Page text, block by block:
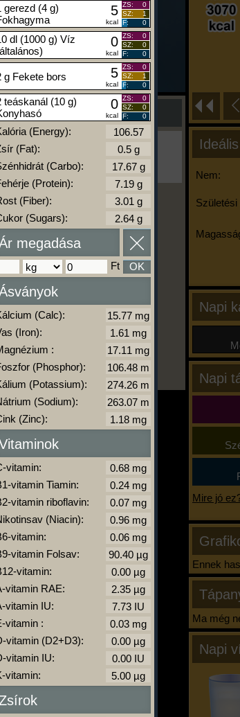
Nem:
Születési
Napi
Napi
Mire jó
Ennek
Ma még
Napi
már nem eszel/sportolsz többet,
a kiértékelésre!
Szimulátor Prémium funkció.
kalóriabázis.hu
-
gerezd (4 g)
5
kcal
ZS:
0
SZ:
1
F:
0
dl (1000 g) Víz
0
kcal
ZS:
0
SZ:
0
F:
0
g Fekete bors 5
kcal
ZS:
0
SZ:
1
F:
0
teáskanál (10 g)
0
kcal
ZS:
0
SZ:
0
F:
0
(Energy):
(Fat):
(Carbo):
(Protein):
(Fiber):
(Sugars):
megadása
Ft OK
(Calc):
(Iron):
:
(Phosphor):
(Potassium):
(Sodium):
(Zinc):
vitamin:
vitamin Tiamin:
vitamin riboflavin:
(Niacin):
vitamin:
vitamin Folsav:
vitamin:
vitamin RAE:
vitamin IU:
vitamin :
vitamin (D2+D3):
vitamin IU:
vitamin: